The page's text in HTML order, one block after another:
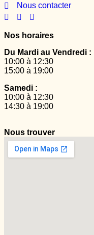
Nous contacter
Nos horaires
Du Mardi au Vendredi :
10:00 à 12:30
15:00 à 19:00
Samedi :
10:00 à 12:30
14:30 à 19:00
Nous trouver